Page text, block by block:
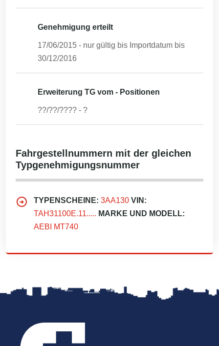
Genehmigung erteilt
17/06/2015 - nur gültig bis Importdatum bis
30/12/2016
Erweiterung TG vom - Positionen
??/??/???? - ?
Fahrgestellnummern mit der gleichen
Typgenehmigungsnummer
TYPENSCHEINE: 3AA130 VIN:
TAH31100E.11..... MARKE UND MODELL:
AEBI MT740